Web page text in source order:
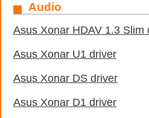
Audio
Asus Xonar HDAV 1.3 Slim
Asus Xonar U1 driver
Asus Xonar DS driver
Asus Xonar D1 driver